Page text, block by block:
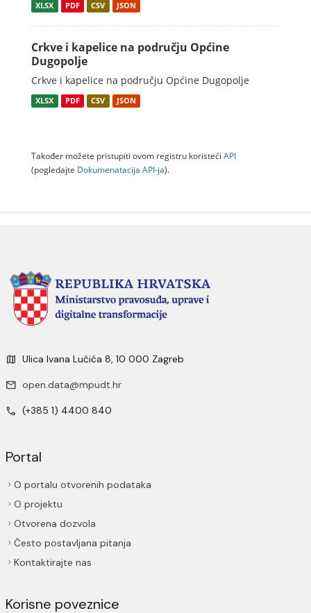
XLSX PDF CSV JSON
Crkve i kapelice na području Općine
Dugopolje
Crkve i kapelice na području Općine Dugopolje
XLSX PDF CSV JSON
Također možete pristupiti ovom registru koristeći API
(pogledajte Dokumenаtаcijа API-jа).